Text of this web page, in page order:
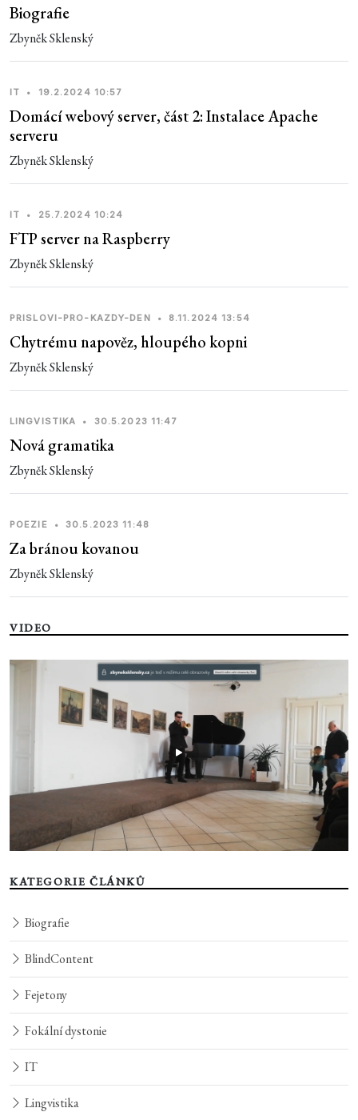
Biografie
Zbyněk Sklenský
IT • 19.2.2024 10:57
Domácí webový server, část 2: Instalace Apache
serveru
Zbyněk Sklenský
IT • 25.7.2024 10:24
FTP server na Raspberry
Zbyněk Sklenský
PRISLOVI-PRO-KAZDY-DEN • 8.11.2024 13:54
Chytrému napověz, hloupého kopni
Zbyněk Sklenský
LINGVISTIKA • 30.5.2023 11:47
Nová gramatika
Zbyněk Sklenský
POEZIE • 30.5.2023 11:48
Za bránou kovanou
Zbyněk Sklenský
VIDEO
KATEGORIE ČLÁNKŮ
Biografie
BlindContent
Fejetony
Fokální dystonie
IT
Lingvistika